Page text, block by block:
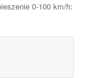
0-100 km/h: